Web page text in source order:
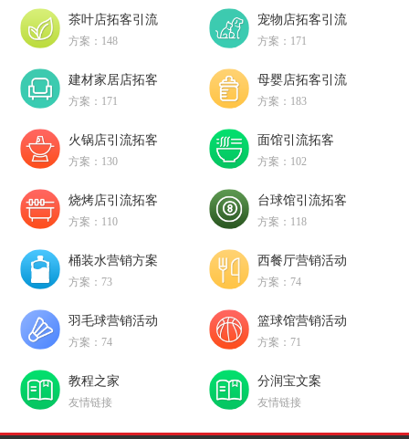
茶叶店拓客引流
方案：148
宠物店拓客引流
方案：171
建材家居店拓客
方案：171
母婴店拓客引流
方案：183
火锅店引流拓客
方案：130
面馆引流拓客
方案：102
烧烤店引流拓客
方案：110
台球馆引流拓客
方案：118
桶装水营销方案
方案：73
西餐厅营销活动
方案：74
羽毛球营销活动
方案：74
篮球馆营销活动
方案：71
教程之家
友情链接
分润宝文案
友情链接